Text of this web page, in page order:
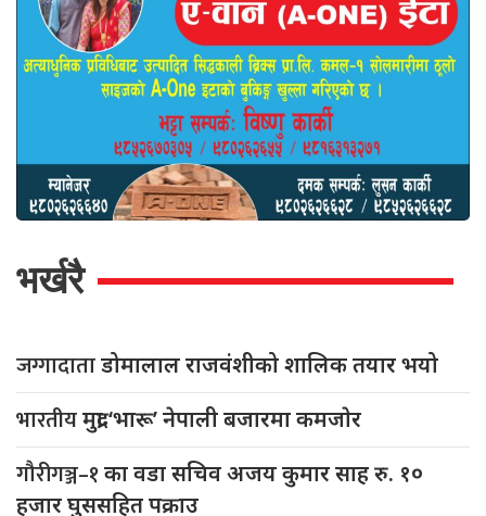
भर्खरै
जग्गादाताडोमालाल राजवंशीको शालिक तयार भयो
भारतीयमुद्रा ‘भारू’ नेपाली बजारमा कमजाेर
गौरीगञ्ज–१का वडा सचिव अजय कुमार साह रु. १०
हजार घुससहित पक्राउ